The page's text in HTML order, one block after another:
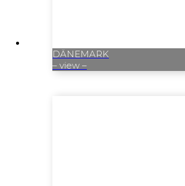
DÄNEMARK
– view –